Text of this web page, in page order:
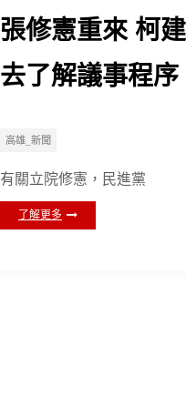
張修憲重來 柯
去了解議事程序
高雄_新聞
有關立院修憲，民進黨
了解更多